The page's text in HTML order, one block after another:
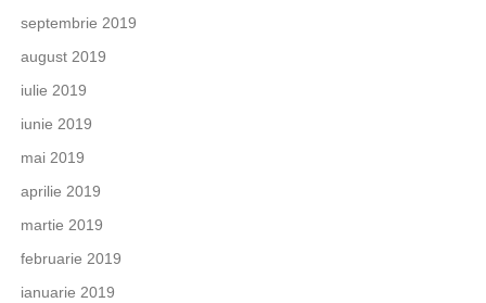
septembrie 2019
august 2019
iulie 2019
iunie 2019
mai 2019
aprilie 2019
martie 2019
februarie 2019
ianuarie 2019